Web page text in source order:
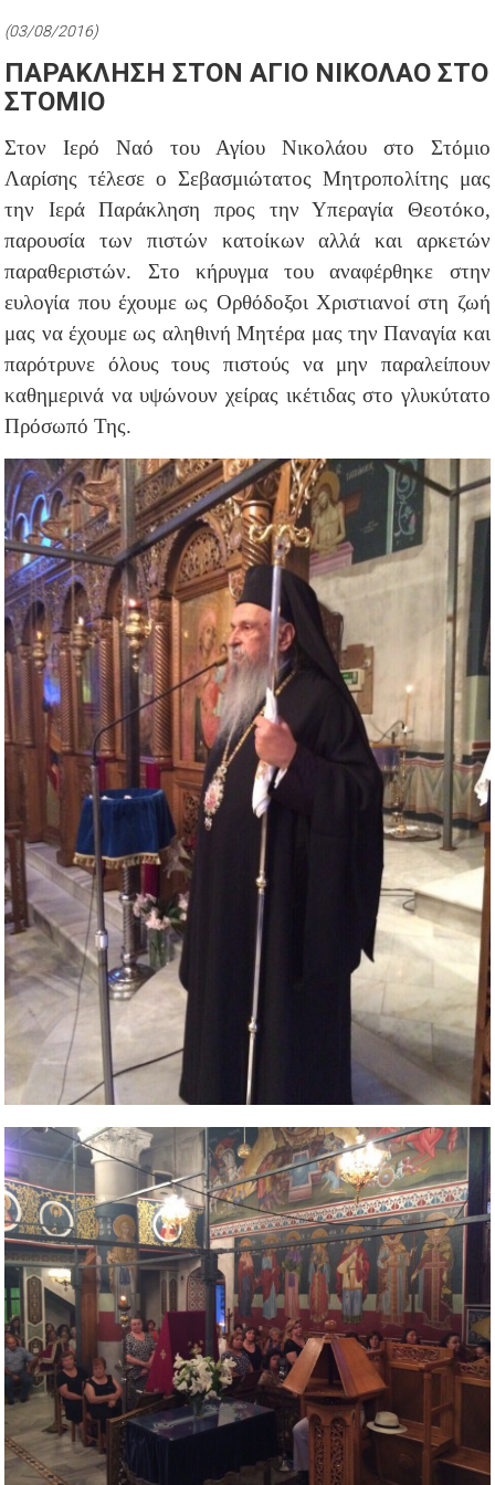
(03/08/2016)
ΠΑΡΑΚΛΗΣΗ ΣΤΟΝ ΑΓΙΟ ΝΙΚΟΛΑΟ ΣΤΟ
ΣΤΟΜΙΟ
Στον Ιερό Ναό του Αγίου Νικολάου στο Στόμιο
Λαρίσης τέλεσε ο Σεβασμιώτατος Μητροπολίτης μας
την Ιερά Παράκληση προς την Υπεραγία Θεοτόκο,
παρουσία των πιστών κατοίκων αλλά και αρκετών
παραθεριστών. Στο κήρυγμα του αναφέρθηκε στην
ευλογία που έχουμε ως Ορθόδοξοι Χριστιανοί στη ζωή
μας να έχουμε ως αληθινή Μητέρα μας την Παναγία και
παρότρυνε όλους τους πιστούς να μην παραλείπουν
καθημερινά να υψώνουν χείρας ικέτιδας στο γλυκύτατο
Πρόσωπό Της.